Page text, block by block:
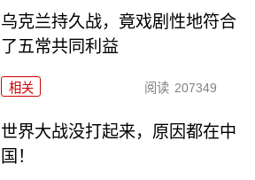
乌克兰持久战，竟戏剧性地符合
了五常共同利益
相关 阅读 207349
世界大战没打起来，原因都在中
国！